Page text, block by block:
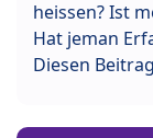
heissen? Ist
Hat jeman
Diesen